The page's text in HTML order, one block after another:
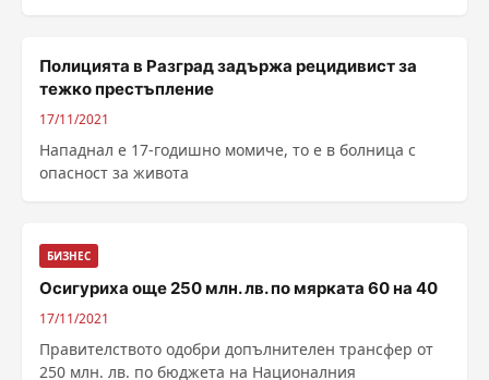
Полицията в Разград задържа рецидивист за
тежко престъпление
17/11/2021
Нападнал е 17-годишно момиче, то е в болница с
опасност за живота
БИЗНЕС
Осигуриха още 250 млн. лв. по мярката 60 на 40
17/11/2021
Правителството одобри допълнителен трансфер от
250 млн. лв. по бюджета на Националния